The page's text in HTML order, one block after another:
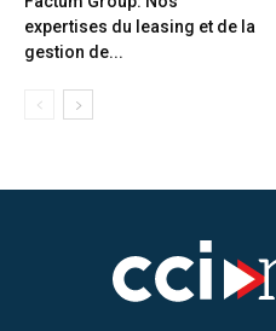
expertises du leasing et de la
gestion de...